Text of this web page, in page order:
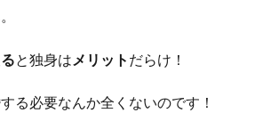
と独身は メリット だらけ！
る必要なんか全くないのです！